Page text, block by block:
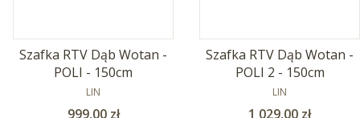
Szafka RTV Dąb Wotan -
POLI - 150cm
PRODUCENT
LIN
Cena
999,00 zł
Szafka RTV Dąb Wotan -
POLI 2 - 150cm
PRODUCENT
LIN
Cena
1 029,00 zł